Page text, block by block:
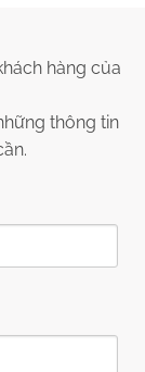
hàng của
thông tin